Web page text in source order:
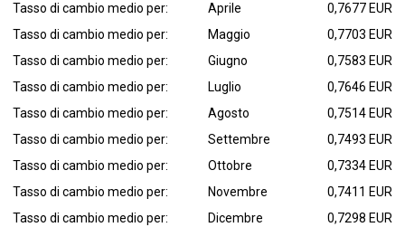
Tasso di cambio medio per:
Aprile
0,7677 EUR
Tasso di cambio medio per:
Maggio
0,7703 EUR
Tasso di cambio medio per:
Giugno
0,7583 EUR
Tasso di cambio medio per:
Luglio
0,7646 EUR
Tasso di cambio medio per:
Agosto
0,7514 EUR
Tasso di cambio medio per:
Settembre
0,7493 EUR
Tasso di cambio medio per:
Ottobre
0,7334 EUR
Tasso di cambio medio per:
Novembre
0,7411 EUR
Tasso di cambio medio per:
Dicembre 0,7298 EUR